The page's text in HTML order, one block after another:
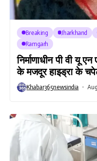
Breaking Jharkhand
Ramgarh
निर्माणाधीन पी वी यू
के मजदूर हाइड्रा के
Khabar365newsindia